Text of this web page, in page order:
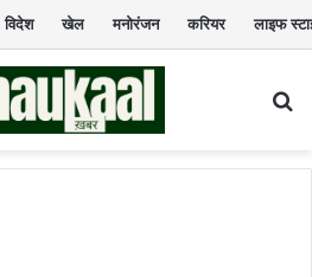
विदेश खेल मनोरंजन करियर लाइफ